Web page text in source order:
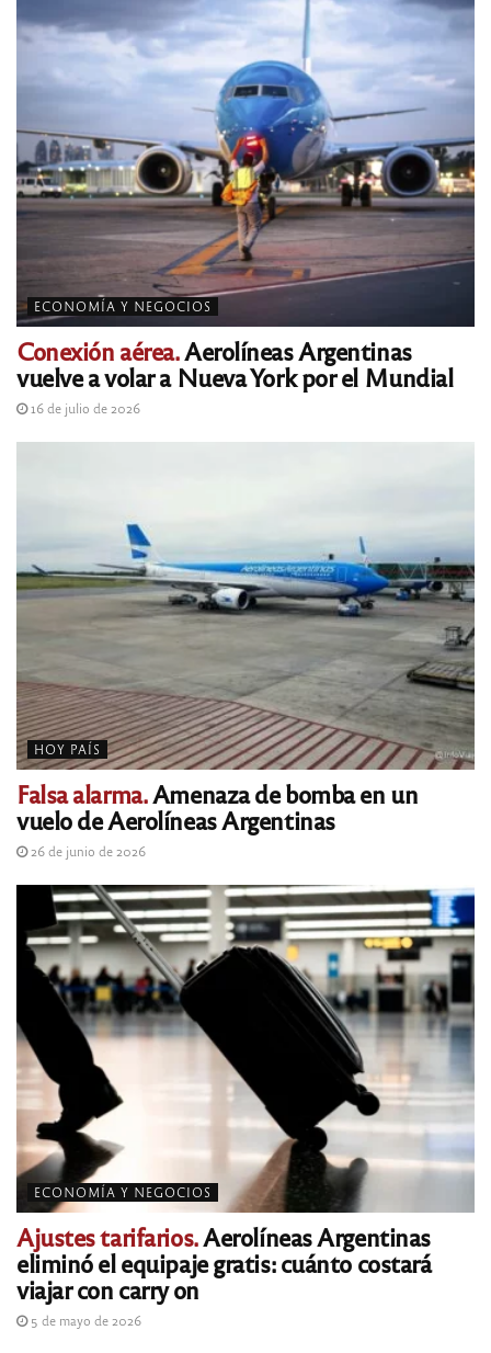
ECONOMÍA Y NEGOCIOS
Conexión aérea.Aerolíneas Argentinas
vuelve a volar a Nueva York por el Mundial
16 de julio de 2026
HOY PAÍS
Falsa alarma.Amenaza de bomba en un
vuelo de Aerolíneas Argentinas
26 de junio de 2026
ECONOMÍA Y NEGOCIOS
Ajustes tarifarios.Aerolíneas Argentinas
eliminó el equipaje gratis: cuánto costará
viajar con carry on
5 de mayo de 2026